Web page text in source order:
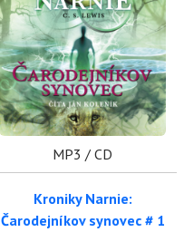
MP3 / CD
Kroniky Narnie:
Čarodejníkov synovec # 1